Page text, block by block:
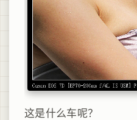
这是什么车呢？